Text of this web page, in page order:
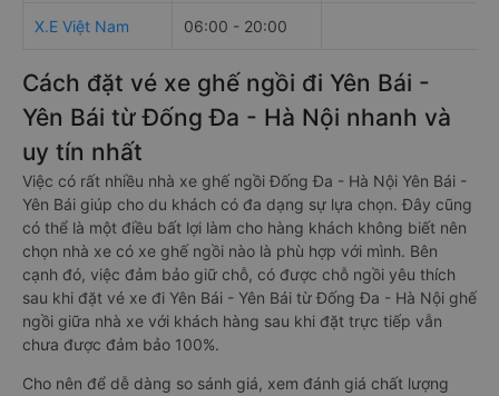
X.E Việt Nam 06:00 - 20:00
Cách đặt vé xe ghế ngồi đi Yên Bái -
Yên Bái từ Đống Đa - Hà Nội nhanh và
uy tín nhất
Việc có rất nhiều nhà xe ghế ngồi Đống Đa - Hà Nội Yên Bái -
Yên Bái giúp cho du khách có đa dạng sự lựa chọn. Đây cũng
có thể là một điều bất lợi làm cho hàng khách không biết nên
chọn nhà xe có xe ghế ngồi nào là phù hợp với mình. Bên
cạnh đó, việc đảm bảo giữ chỗ, có được chỗ ngồi yêu thích
sau khi đặt vé xe đi Yên Bái - Yên Bái từ Đống Đa - Hà Nội ghế
ngồi giữa nhà xe với khách hàng sau khi đặt trực tiếp vẫn
chưa được đảm bảo 100%.
Cho nên để dễ dàng so sánh giá, xem đánh giá chất lượng